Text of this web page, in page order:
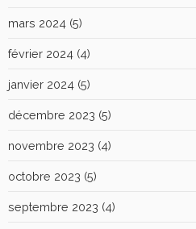
mars 2024 (5)
février 2024 (4)
janvier 2024 (5)
décembre 2023 (5)
novembre 2023 (4)
octobre 2023 (5)
septembre 2023 (4)